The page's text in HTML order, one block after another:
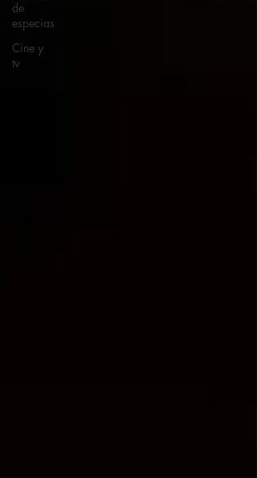
de
especias
Cine y
tv